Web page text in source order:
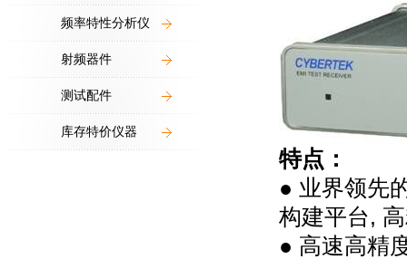
频率特性分析仪
射频器件
测试配件
库存特价仪器
特点：
● 业界领先
构建平台,
● 高速高精